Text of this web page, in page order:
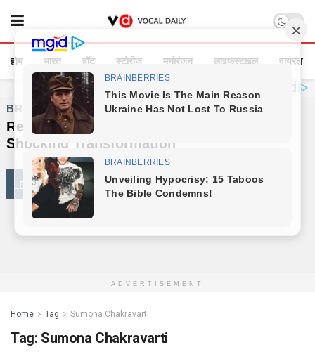
होम भारत हॉट स्टोरीज मनोरंजन लाइफस्टाइल वायरल
ADVERTISEMENT
Home Tag Sumona Chakravarti
Tag: Sumona Chakravarti